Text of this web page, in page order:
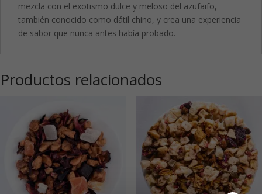
mezcla con el exotismo dulce y meloso del azufaifo,
también conocido como dátil chino, y crea una experiencia
de sabor que nunca antes había probado.
Productos relacionados